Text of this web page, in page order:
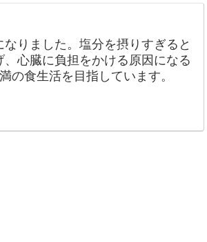
りました。塩分を摂りすぎると
心臓に負担をかける原因になる
の食生活を目指しています。